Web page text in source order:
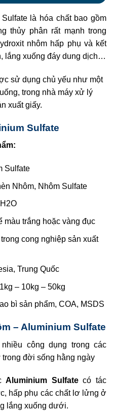
là hóa chất bao gồm
thủy phân rất mạnh trong
nhôm hấp phụ và kết
lắng xuống đáy dung dịch…
sử dụng chủ yếu như một
trong nhà máy xử lý
xuất giấy.
Sulfate
Sulfate
Nhôm, Nhôm Sulfate
màu trắng hoặc vàng đục
cong nghiệp sản xuất
Trung Quốc
– 10kg – 50kg
bì sản phẩm, COA, MSDS
– Aluminium Sulfate
công dụng trong các
đời sống hằng ngày
Aluminium Sulfatecó tác
hấp phụ các chất lơ lửng ở
lắng xuống dưới.